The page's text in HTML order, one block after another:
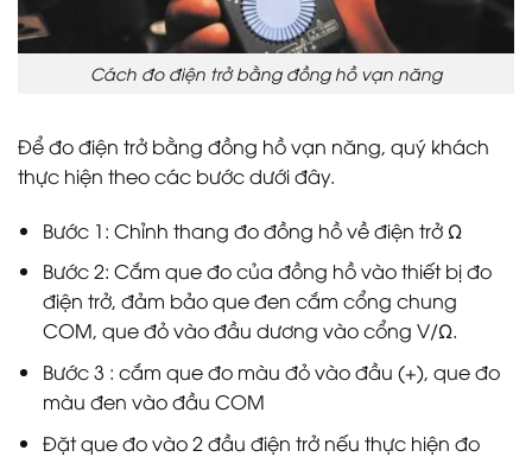
Cách đo điện trở bằng đồng hồ vạn năng
Để đo điện trở bằng đồng hồ vạn năng, quý khách
thực hiện theo các bước dưới đây.
Bước 1: Chỉnh thang đo đồng hồ về điện trở Ω
Bước 2: Cắm que đo của đồng hồ vào thiết bị đo
điện trở, đảm bảo que đen cắm cổng chung
COM, que đỏ vào đầu dương vào cổng V/Ω.
Bước 3 : cắm que đo màu đỏ vào đầu (+), que đo
màu đen vào đầu COM
Đặt que đo vào 2 đầu điện trở nếu thực hiện đo